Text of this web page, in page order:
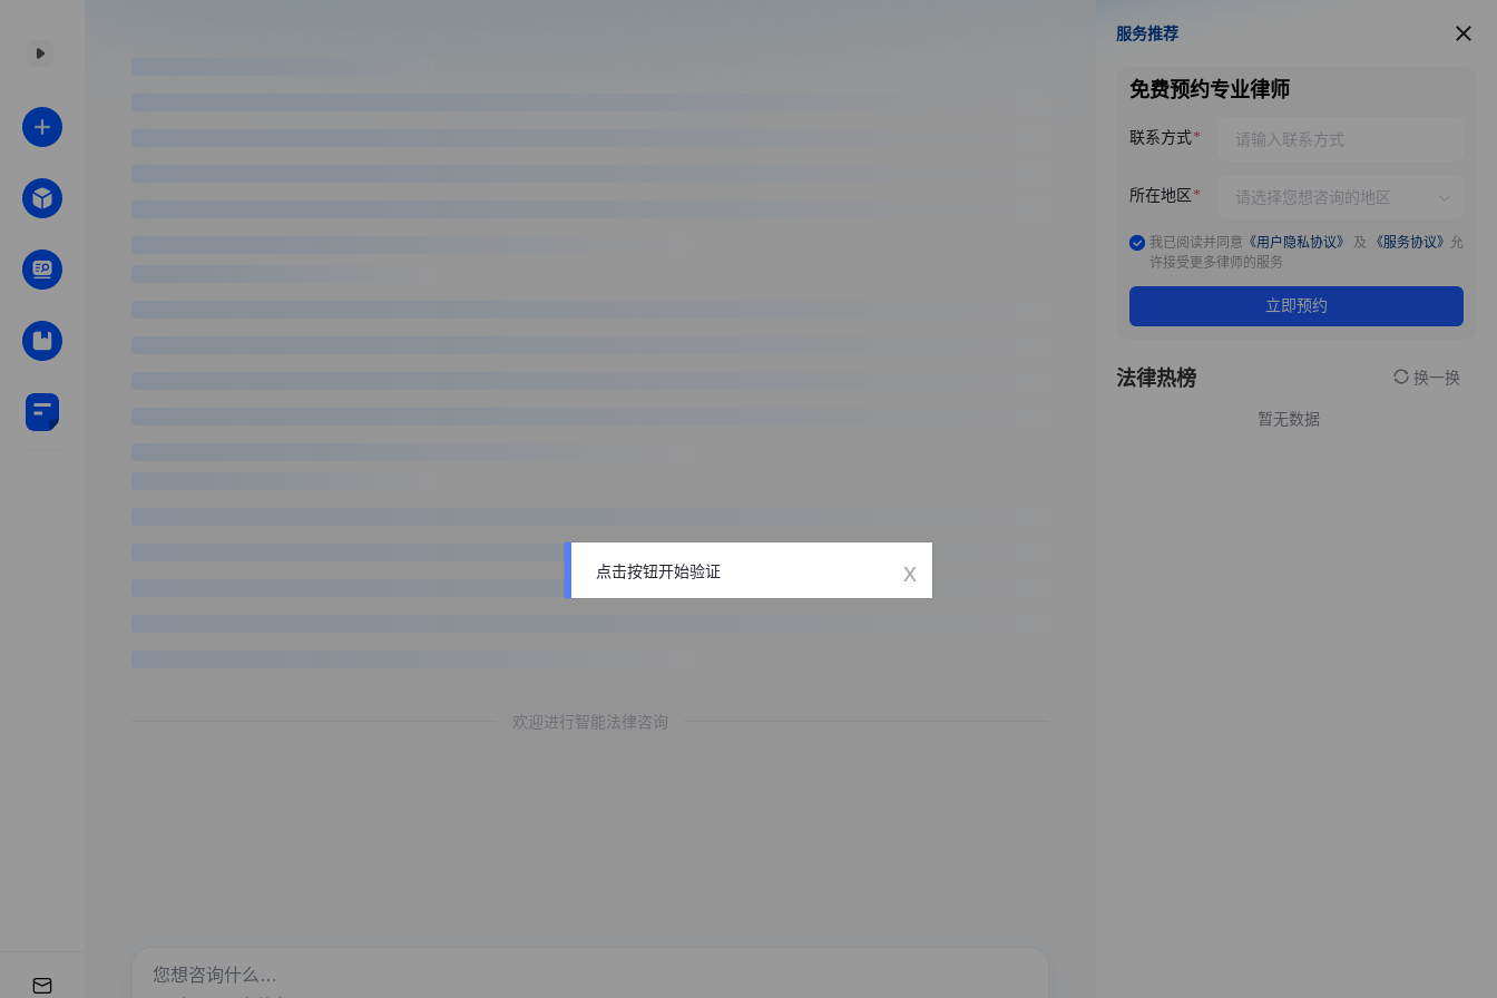
欢迎进行智能法律咨询
服务推荐
服务推荐
免费预约专业律师
联系方式
所在地区
我已阅读并同意 《用户隐私协议》 及 《服务协议》 允
许接受更多律师的服务
立即预约
法律热榜 换一换
暂无数据
点击按钮开始验证 x